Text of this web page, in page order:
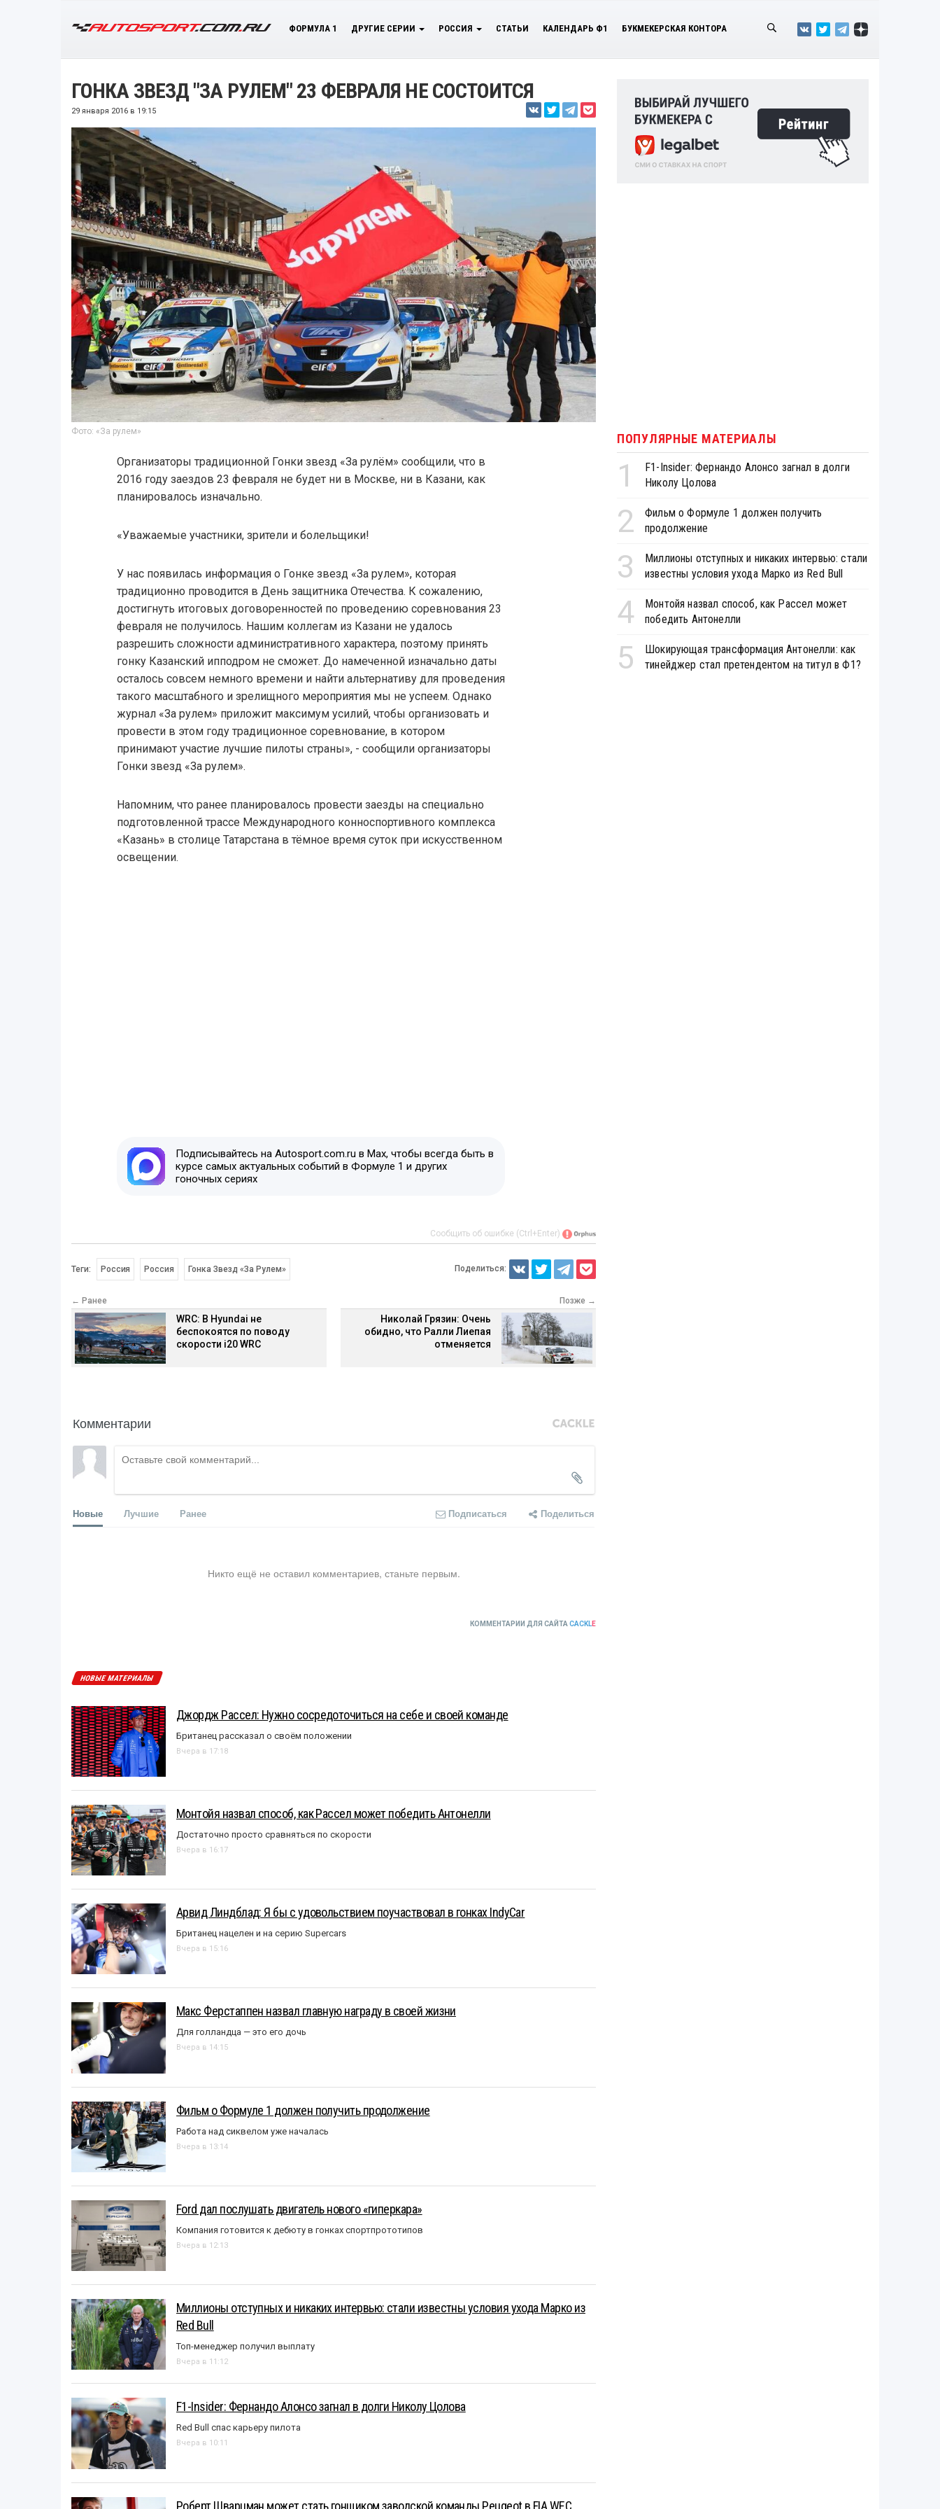
ФОРМУЛА 1 ДРУГИЕ СЕРИИ РОССИЯ СТАТЬИ КАЛЕНДАРЬ Ф1 БУКМЕКЕРСКАЯ КОНТОРА
ГОНКА ЗВЕЗД "ЗА РУЛЕМ" 23 ФЕВРАЛЯ НЕ СОСТОИТСЯ
29 января 2016 в 19:15
Фото: «За рулем»
Организаторы традиционной Гонки звезд «За рулём» сообщили, что в
2016 году заездов 23 февраля не будет ни в Москве, ни в Казани, как
планировалось изначально.
«Уважаемые участники, зрители и болельщики!
У нас появилась информация о Гонке звезд «За рулем», которая
традиционно проводится в День защитника Отечества. К сожалению,
достигнуть итоговых договоренностей по проведению соревнования 23
февраля не получилось. Нашим коллегам из Казани не удалось
разрешить сложности административного характера, поэтому принять
гонку Казанский ипподром не сможет. До намеченной изначально даты
осталось совсем немного времени и найти альтернативу для проведения
такого масштабного и зрелищного мероприятия мы не успеем. Однако
журнал «За рулем» приложит максимум усилий, чтобы организовать и
провести в этом году традиционное соревнование, в котором
принимают участие лучшие пилоты страны», - сообщили организаторы
Гонки звезд «За рулем».
Напомним, что ранее планировалось провести заезды на специально
подготовленной трассе Международного конноспортивного комплекса
«Казань» в столице Татарстана в тёмное время суток при искусственном
освещении.
Подписывайтесь на Autosport.com.ru в Max, чтобы всегда быть в
курсе самых актуальных событий в Формуле 1 и других
гоночных сериях
Сообщить об ошибке (Ctrl+Enter)
Теги: Россия Россия Гонка Звезд «За Рулем» Поделиться:
← Ранее
WRC: В Hyundai не
беспокоятся по поводу
скорости i20 WRC
Позже →
Николай Грязин: Очень
обидно, что Ралли Лиепая
отменяется
Комментарии
Новые Лучшие Ранее Подписаться Поделиться
Никто ещё не оставил комментариев, станьте первым.
КОММЕНТАРИИ ДЛЯ САЙТА CACKLE
НОВЫЕ МАТЕРИАЛЫ
Джордж Рассел: Нужно сосредоточиться на себе и своей команде
Британец рассказал о своём положении
Вчера в 17:18
Монтойя назвал способ, как Рассел может победить Антонелли
Достаточно просто сравняться по скорости
Вчера в 16:17
Арвид Линдблад: Я бы с удовольствием поучаствовал в гонках IndyCar
Британец нацелен и на серию Supercars
Вчера в 15:16
Макс Ферстаппен назвал главную награду в своей жизни
Для голландца — это его дочь
Вчера в 14:15
Фильм о Формуле 1 должен получить продолжение
Работа над сиквелом уже началась
Вчера в 13:14
Ford дал послушать двигатель нового «гиперкара»
Компания готовится к дебюту в гонках спортпрототипов
Вчера в 12:13
Миллионы отступных и никаких интервью: стали известны условия ухода Марко из
Red Bull
Топ-менеджер получил выплату
Вчера в 11:12
F1-Insider: Фернандо Алонсо загнал в долги Николу Цолова
Red Bull спас карьеру пилота
Вчера в 10:11
Роберт Шварцман может стать гонщиком заводской команды Peugeot в FIA WEC
ПОПУЛЯРНЫЕ МАТЕРИАЛЫ
1
F1-Insider: Фернандо Алонсо загнал в долги
Николу Цолова
2
Фильм о Формуле 1 должен получить
продолжение
3
Миллионы отступных и никаких интервью: стали
известны условия ухода Марко из Red Bull
4
Монтойя назвал способ, как Рассел может
победить Антонелли
5
Шокирующая трансформация Антонелли: как
тинейджер стал претендентом на титул в Ф1?